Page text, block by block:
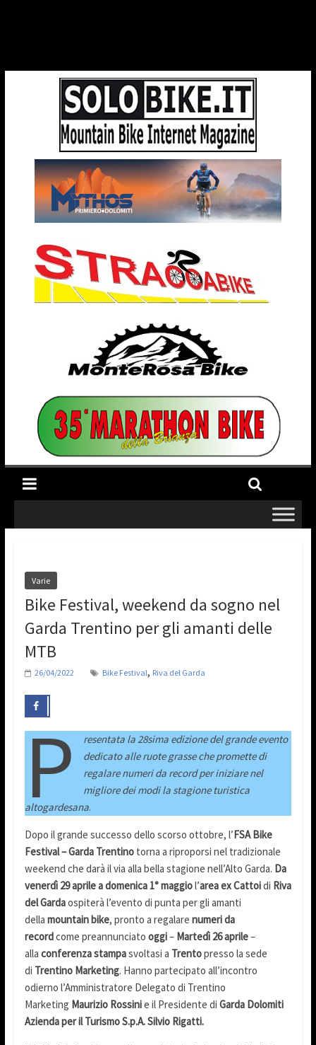
Varie
Bike Festival, weekend da sogno nel
Garda Trentino per gli amanti delle
MTB
26/04/2022 Bike Festival, Riva del Garda
P
resentata la 28sima edizione del grande evento
dedicato alle ruote grasse che promette di
regalare numeri da record per iniziare nel
migliore dei modi la stagione turistica
altogardesana.
Dopo il grande successo dello scorso ottobre, l’FSA Bike
Festival – Garda Trentinotorna a riproporsi nel tradizionale
weekend che darà il via alla bella stagione nell’Alto Garda. Da
venerdì 29 aprile a domenica 1° maggiol’area ex Cattoidi Riva
del Gardaospiterà l’evento di punta per gli amanti
della mountain bike, pronto a regalare numeri da
recordcome preannunciato oggi– Martedì 26 aprile–
alla conferenza stampasvoltasi a Trentopresso la sede
di Trentino Marketing. Hanno partecipato all’incontro
odierno l’Amministratore Delegato di Trentino
Marketing Maurizio Rossinie il Presidente di Garda Dolomiti
Azienda per il Turismo S.p.A.Silvio Rigatti.